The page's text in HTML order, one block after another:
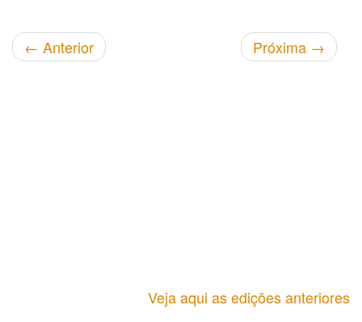
← Anterior Próxima →
Veja aqui as edições anteriores